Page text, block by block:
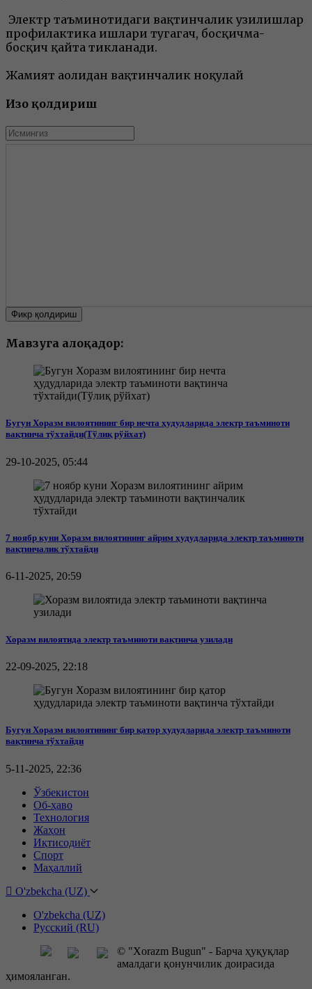
Электр таъминотидаги вақтинчалик узилишлар
профилактика ишлари тугагач, босқичма-
босқич қайта тикланади.
Жамият аҳолидан вақтинчалик ноқулай
Изоҳ қолдириш
Фикр қолдириш
Мавзуга алоқадор:
Бугун Хоразм вилоятининг бир нечта ҳудудларида электр таъминоти
вақтинча тўхтайди(Тўлиқ рўйхат)
29-10-2025, 05:44
7 ноябр куни Хоразм вилоятининг айрим ҳудудларида электр таъминоти
вақтинчалик тўхтайди
6-11-2025, 20:59
Хоразм вилоятида электр таъминоти вақтинча узилади
22-09-2025, 22:18
Бугун Хоразм вилоятининг бир қатор ҳудудларида электр таъминоти
вақтинча тўхтайди
5-11-2025, 22:36
Ўзбекистон
Об-ҳаво
Технология
Жаҳон
Иқтисодиёт
Спорт
Маҳаллий
O'zbekcha (UZ)
O'zbekcha (UZ)
Русский (RU)
© "Xorazm Bugun" - Барча ҳуқуқлар
амалдаги қонунчилик доирасида
ҳимояланган.